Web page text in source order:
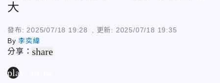
大
發布: 2025/07/18 19:28 , 更新: 2025/07/18 19:35
By李奕緯
分享：share
play_arrow